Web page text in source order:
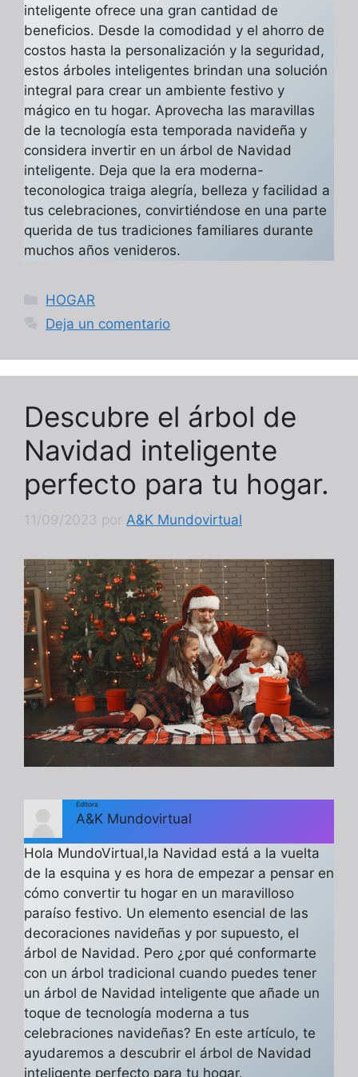
inteligente ofrece una gran cantidad de
beneficios. Desde la comodidad y el ahorro de
costos hasta la personalización y la seguridad,
estos árboles inteligentes brindan una solución
integral para crear un ambiente festivo y
mágico en tu hogar. Aprovecha las maravillas
de la tecnología esta temporada navideña y
considera invertir en un árbol de Navidad
inteligente. Deja que la era moderna-
teconologica traiga alegría, belleza y facilidad a
tus celebraciones, convirtiéndose en una parte
querida de tus tradiciones familiares durante
muchos años venideros.
Categorías
HOGAR
Deja un comentario
Descubre el árbol de
Navidad inteligente
perfecto para tu hogar.
11/09/2023 por A&K Mundovirtual
Editora
A&K Mundovirtual
Hola MundoVirtual,la Navidad está a la vuelta
de la esquina y es hora de empezar a pensar en
cómo convertir tu hogar en un maravilloso
paraíso festivo. Un elemento esencial de las
decoraciones navideñas y por supuesto, el
árbol de Navidad. Pero ¿por qué conformarte
con un árbol tradicional cuando puedes tener
un árbol de Navidad inteligente que añade un
toque de tecnología moderna a tus
celebraciones navideñas? En este artículo, te
ayudaremos a descubrir el árbol de Navidad
inteligente perfecto para tu hogar.